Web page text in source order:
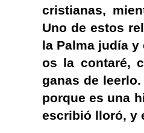
cristianas,
Uno de estos
la Palma judía
os la contaré,
ganas de
porque es una
escribió lloró, y